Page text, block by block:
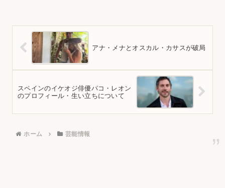
アナ・メナとオスカル・カサスが破局
スペインのイケオジ俳優パコ・レオン
のプロフィール・生い立ちについて
ホーム 芸能情報